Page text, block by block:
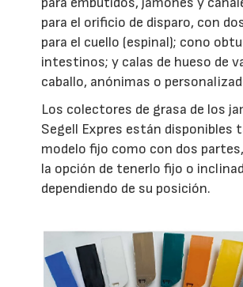
para el orificio de disparo, con
para el cuello (espinal); cono
intestinos; y calas de hueso de
caballo, anónimas o
Los colectores de grasa de los
Segell Expres están disponibles
modelo fijo como con dos
la opción de tenerlo fijo o
dependiendo de su posición.